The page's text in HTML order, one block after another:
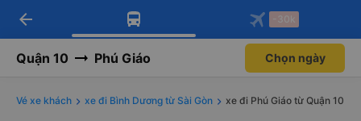
Tải app Vexere ngay!
Nhận ưu đãi thành viên độc
Mở app
Tải app Vexere
-30k/ghế khi đặt vé máy bay qua
Mở app
arrow_back -30k
Quận 10 Phú Giáo Chọn ngày
Vé xe khách xe đi Bình Dương từ Sài Gòn xe đi Phú Giáo từ Quận 10